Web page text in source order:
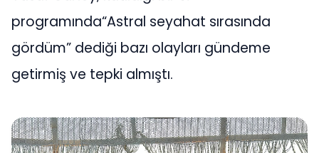
programında“Astral seyahat sırasında
gördüm” dediği bazı olayları gündeme
getirmiş ve tepki almıştı.